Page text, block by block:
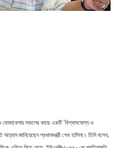
মোকাবেলায় সকলের কাছে একটি ‘বিশ্বাসযোগ্য ও
জানিয়েছেন প্রধানমন্ত্রী শেখ হাসিনা। তিনি বলেন,